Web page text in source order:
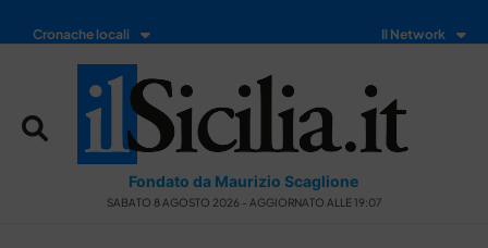
Cronache locali Il Network
Fondato da Maurizio Scaglione
SABATO 8 AGOSTO 2026 - AGGIORNATO ALLE 19:07